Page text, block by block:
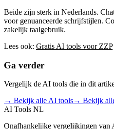
Beide zijn sterk in Nederlands.
voor genuanceerde schrijfstijlen.
zakelijk taalgebruik.
Lees ook: Gratis AI tools voor ZZP
Ga verder
Vergelijk de AI tools die in dit
→ Bekijk alle AI tools→ Bekijk
AI Tools NL
Onafhankelijke vergelijkingen van